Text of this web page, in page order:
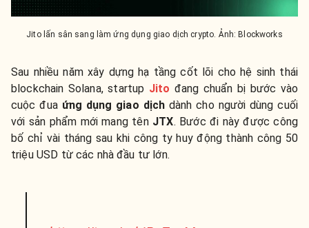
Jito lấn sân sang làm ứng dụng giao dịch crypto. Ảnh: Blockworks
Sau nhiều năm xây dựng hạ tầng cốt lõi cho hệ sinh thái
blockchain Solana, startup Jito đang chuẩn bị bước vào
cuộc đua ứng dụng giao dịch dành cho người dùng cuối
với sản phẩm mới mang tên JTX. Bước đi này được công
bố chỉ vài tháng sau khi công ty huy động thành công 50
triệu USD từ các nhà đầu tư lớn.